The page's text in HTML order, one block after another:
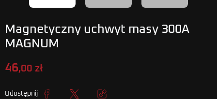
Magnetyczny uchwyt masy 300A
MAGNUM
46,00 zł
Udostępnij